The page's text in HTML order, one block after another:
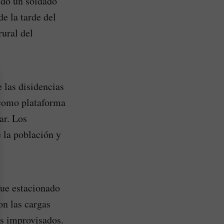
la tarde del
del
disidencias
plataforma
Los
la población y
estacionado
las cargas
improvisados.